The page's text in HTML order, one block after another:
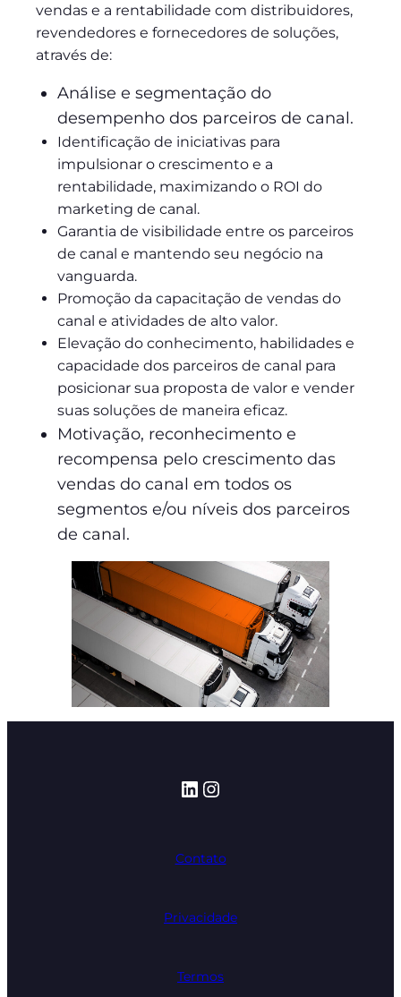
vendas e a rentabilidade com distribuidores,
revendedores e fornecedores de soluções,
através de:
Análise e segmentação do
desempenho dos parceiros de canal.
Identificação de iniciativas para
impulsionar o crescimento e a
rentabilidade, maximizando o ROI do
marketing de canal.
Garantia de visibilidade entre os parceiros
de canal e mantendo seu negócio na
vanguarda.
Promoção da capacitação de vendas do
canal e atividades de alto valor.
Elevação do conhecimento, habilidades e
capacidade dos parceiros de canal para
posicionar sua proposta de valor e vender
suas soluções de maneira eficaz.
Motivação, reconhecimento e
recompensa pelo crescimento das
vendas do canal em todos os
segmentos e/ou níveis dos parceiros
de canal.
LinkedIn
Instagram
Contato
Privacidade
Termos